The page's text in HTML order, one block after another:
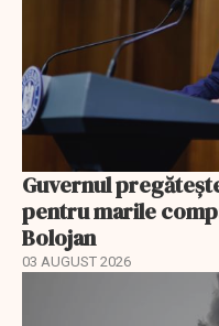
Guvernul
pentru marile
Bolojan
03 AUGUST 2026